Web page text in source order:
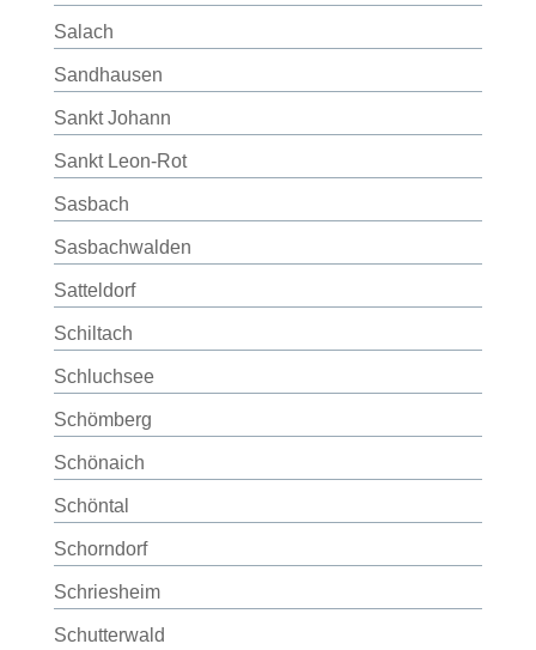
Salach
Sandhausen
Sankt Johann
Sankt Leon-Rot
Sasbach
Sasbachwalden
Satteldorf
Schiltach
Schluchsee
Schömberg
Schönaich
Schöntal
Schorndorf
Schriesheim
Schutterwald